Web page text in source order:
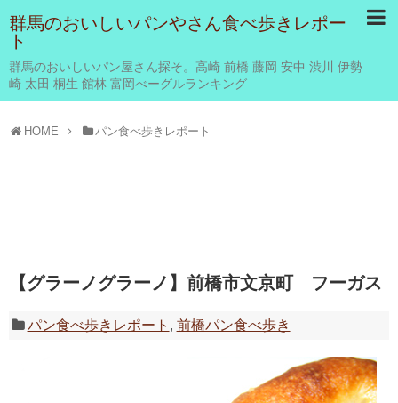
群馬のおいしいパンやさん食べ歩きレポー
ト
群馬のおいしいパン屋さん探そ。高崎 前橋 藤岡 安中 渋川 伊勢
崎 太田 桐生 館林 富岡べーグルランキング
HOME パン食べ歩きレポート
【グラーノグラーノ】前橋市文京町 フーガス
パン食べ歩きレポート , 前橋パン食べ歩き